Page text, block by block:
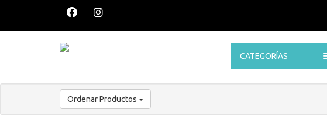
CATEGORÍAS
Ordenar Productos